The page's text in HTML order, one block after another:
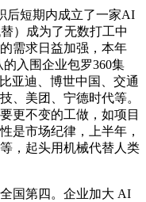
短期内成立了一家AI
）成为了无数打工中
需求日益加强，本年
的入围企业包罗360集
亚迪、博世中国、交通
、美团、宁德时代等。
更不变的工做，如项目
是市场纪律，上半年，
，起头用机械代替人类
国第四。企业加大 AI